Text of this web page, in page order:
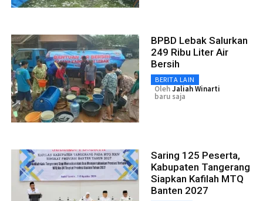
BPBD Lebak Salurkan
249 Ribu Liter Air
Bersih
BERITA LAIN
OlehJaliah Winarti
baru saja
Saring 125 Peserta,
Kabupaten Tangerang
Siapkan Kafilah MTQ
Banten 2027